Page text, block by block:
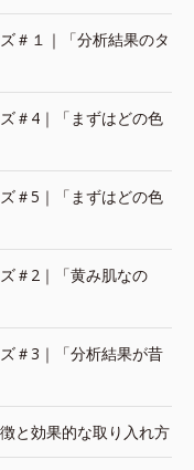
＃１｜「分析結果のタ
＃4｜「まずはどの色
＃5｜「まずはどの色
＃2｜「黄み肌なの
＃3｜「分析結果が昔
と効果的な取り入れ方